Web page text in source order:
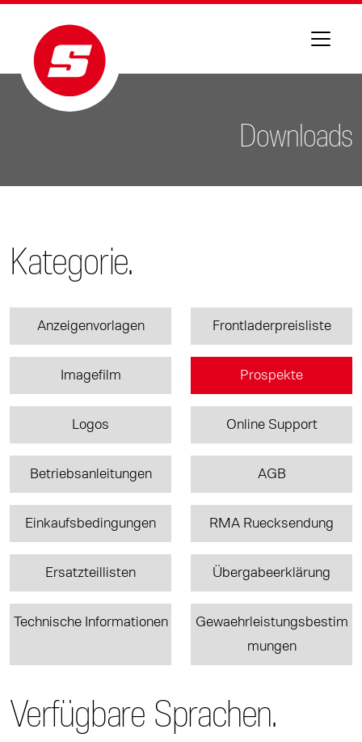
Downloads
Kategorie.
Anzeigenvorlagen Frontladerpreisliste
Imagefilm Prospekte
Logos Online Support
Betriebsanleitungen AGB
Einkaufsbedingungen RMA Ruecksendung
Ersatzteillisten Übergabeerklärung
Technische Informationen
Gewaehrleistungsbestim
mungen
Verfügbare Sprachen.